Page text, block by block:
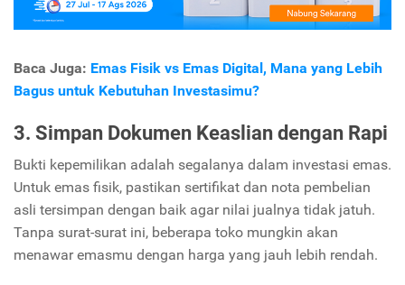
Baca Juga: Emas Fisik vs Emas Digital, Mana yang Lebih
Bagus untuk Kebutuhan Investasimu?
3. Simpan Dokumen Keaslian dengan Rapi
Bukti kepemilikan adalah segalanya dalam investasi emas.
Untuk emas fisik, pastikan sertifikat dan nota pembelian
asli tersimpan dengan baik agar nilai jualnya tidak jatuh.
Tanpa surat-surat ini, beberapa toko mungkin akan
menawar emasmu dengan harga yang jauh lebih rendah.